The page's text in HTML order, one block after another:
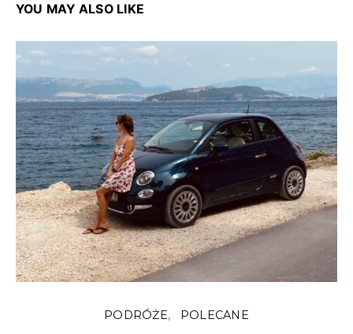
YOU MAY ALSO LIKE
PODRÓŻE POLECANE